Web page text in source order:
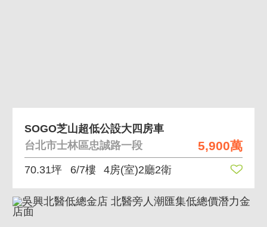
5,900萬
SOGO芝山超低公設大四房車
台北市士林區忠誠路一段
70.31坪 6/7樓 4房(室)2廳2衛